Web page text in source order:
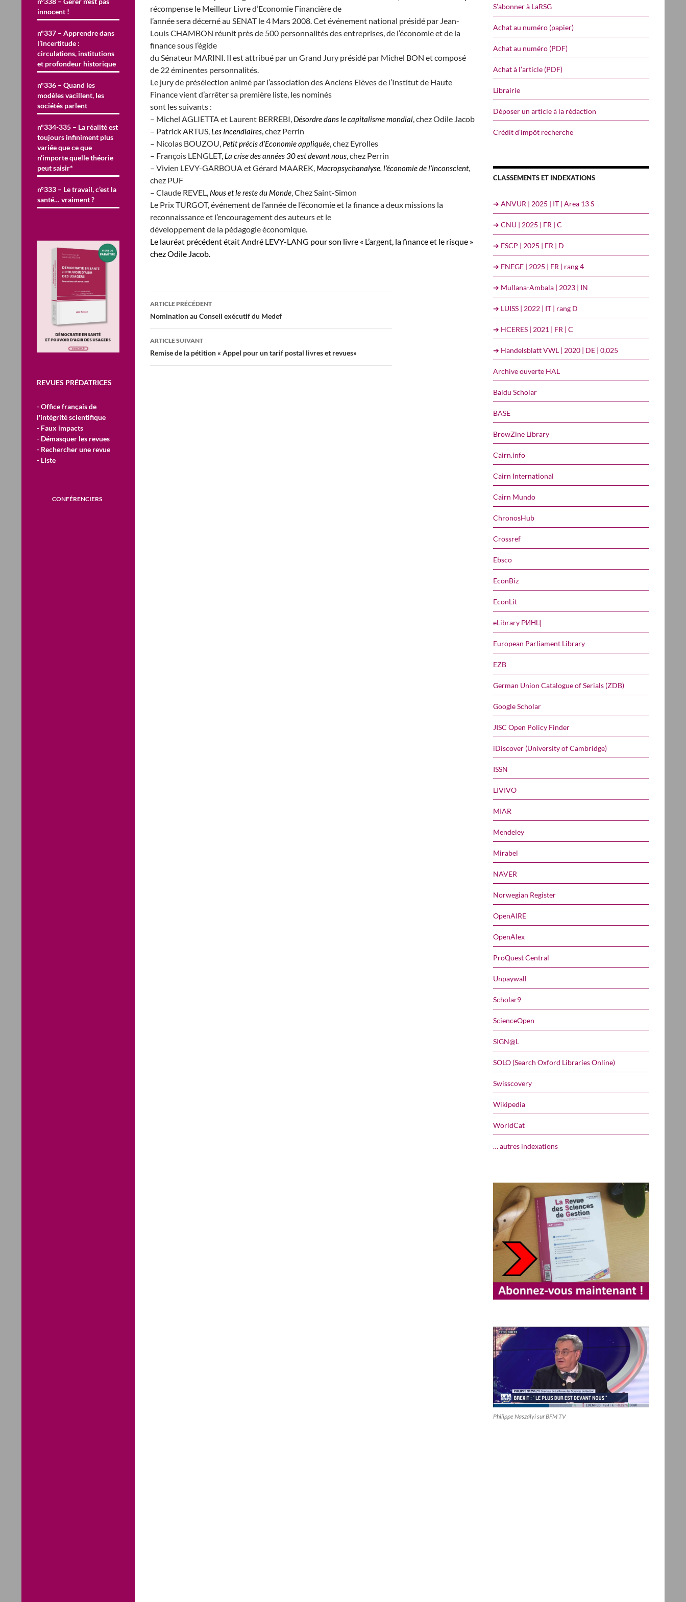
récompense le Meilleur Livre d’Economie Financière de
l’année sera décerné au SENAT le 4 Mars 2008. Cet événement national présidé par Jean-
Louis CHAMBON réunit près de 500 personnalités des entreprises, de l’économie et de la
finance sous l’égide
du Sénateur MARINI. Il est attribué par un Grand Jury présidé par Michel BON et composé
de 22 éminentes personnalités.
Le jury de présélection animé par l’association des Anciens Elèves de l’Institut de Haute
Finance vient d’arrêter sa première liste, les nominés
sont les suivants :
– Michel AGLIETTA et Laurent BERREBI, Désordre dans le capitalisme mondial, chez Odile Jacob
– Patrick ARTUS, Les Incendiaires, chez Perrin
– Nicolas BOUZOU, Petit précis d’Economie appliquée, chez Eyrolles
– François LENGLET, La crise des années 30 est devant nous, chez Perrin
– Vivien LEVY-GARBOUA et Gérard MAAREK, Macropsychanalyse, l’économie de l’inconscient,
chez PUF
– Claude REVEL, Nous et le reste du Monde, Chez Saint-Simon
Le Prix TURGOT, événement de l’année de l’économie et la finance a deux missions la
reconnaissance et l’encouragement des auteurs et le
développement de la pédagogie économique.
Le lauréat précédent était André LEVY-LANG pour son livre « L’argent, la finance et le risque »
chez Odile Jacob.
Navigation
des
articles
ARTICLE PRÉCÉDENT
Nomination au Conseil exécutif du Medef
ARTICLE SUIVANT
Remise de la pétition « Appel pour un tarif postal livres et revues»
S’abonner à LaRSG
Achat au numéro (papier)
Achat au numéro (PDF)
Achat à l’article (PDF)
Librairie
Déposer un article à la rédaction
Crédit d’impôt recherche
CLASSEMENTS ET INDEXATIONS
➔ ANVUR | 2025 | IT | Area 13 S
➔ CNU | 2025 | FR | C
➔ ESCP | 2025 | FR | D
➔ FNEGE | 2025 | FR | rang 4
➔ Mullana-Ambala | 2023 | IN
➔ LUISS | 2022 | IT | rang D
➔ HCERES | 2021 | FR | C
➔ Handelsblatt VWL | 2020 | DE | 0,025
Archive ouverte HAL
Baidu Scholar
BASE
BrowZine Library
Cairn.info
Cairn International
Cairn Mundo
ChronosHub
Crossref
Ebsco
EconBiz
EconLit
eLibrary РИНЦ
European Parliament Library
EZB
German Union Catalogue of Serials (ZDB)
Google Scholar
JISC Open Policy Finder
iDiscover (University of Cambridge)
ISSN
LIVIVO
MIAR
Mendeley
Mirabel
NAVER
Norwegian Register
OpenAIRE
OpenAlex
ProQuest Central
Unpaywall
Scholar9
ScienceOpen
SIGN@L
SOLO (Search Oxford Libraries Online)
Swisscovery
Wikipedia
WorldCat
… autres indexations
Philippe Naszályi sur BFM TV
innocent !
n°337 – Apprendre dans
l’incertitude :
circulations, institutions
et profondeur historique
n°336 – Quand les
modèles vacillent, les
sociétés parlent
n°334-335 – La réalité est
toujours infiniment plus
variée que ce que
n’importe quelle théorie
peut saisir*
n°333 – Le travail, c’est la
santé… vraiment ?
REVUES PRÉDATRICES
- Office français de
l'intégrité scientifique
- Faux impacts
- Démasquer les revues
- Rechercher une revue
- Liste
CONFÉRENCIERS